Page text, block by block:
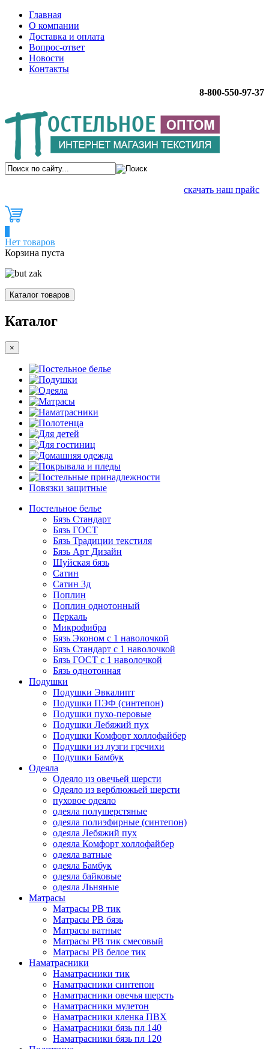
Главная
О компании
Доставка и оплата
Вопрос-ответ
Новости
Контакты
8-800-550-97-37
скачать наш прайс
Нет товаров
Корзина пуста
Каталог товаров
Каталог
×
Постельное белье
Подушки
Одеяла
Матрасы
Наматрасники
Полотенца
Для детей
Для гостиниц
Домашняя одежда
Покрывала и пледы
Постельные принадлежности
Повязки защитные
Постельное белье
Бязь Стандарт
Бязь ГОСТ
Бязь Традиции текстиля
Бязь Арт Дизайн
Шуйская бязь
Сатин
Сатин 3д
Поплин
Поплин однотонный
Перкаль
Микрофибра
Бязь Эконом с 1 наволочкой
Бязь Стандарт с 1 наволочкой
Бязь ГОСТ с 1 наволочкой
Бязь однотонная
Подушки
Подушки Эвкалипт
Подушки ПЭФ (синтепон)
Подушки пухо-перовые
Подушки Лебяжий пух
Подушки Комфорт холлофайбер
Подушки из лузги гречихи
Подушки Бамбук
Одеяла
Одеяло из овечьей шерсти
Одеяло из верблюжьей шерсти
пуховое одеяло
одеяла полушерстяные
одеяла полиэфирные (синтепон)
одеяла Лебяжий пух
одеяла Комфорт холлофайбер
одеяла ватные
одеяла Бамбук
одеяла байковые
одеяла Льняные
Матрасы
Матрасы РВ тик
Матрасы РВ бязь
Матрасы ватные
Матрасы РВ тик смесовый
Матрасы РВ белое тик
Наматрасники
Наматрасники тик
Наматрасники синтепон
Наматрасники овечья шерсть
Наматрасники мулетон
Наматрасники кленка ПВХ
Наматрасники бязь пл 140
Наматрасники бязь пл 120